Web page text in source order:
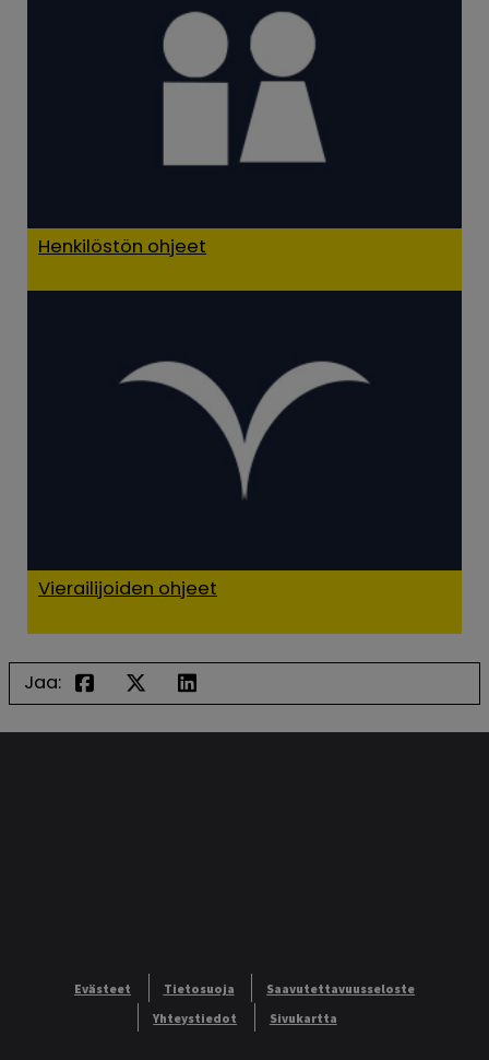
Henkilöstön ohjeet
Vierailijoiden ohjeet
Jaa:
Evästeet Tietosuoja
Saavutettavuusseloste
Yhteystiedot
Sivukartta